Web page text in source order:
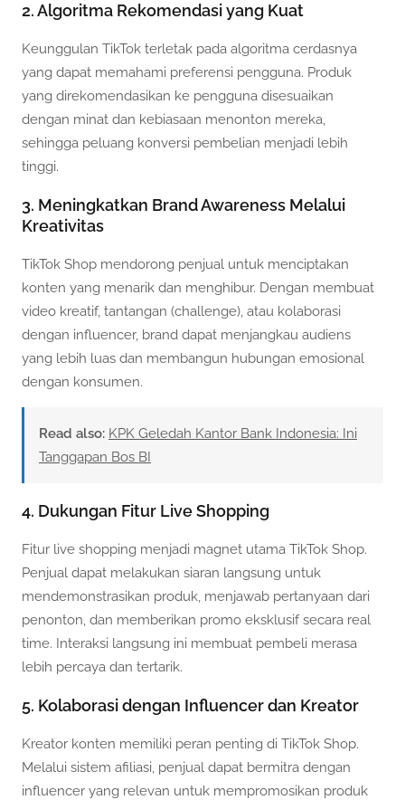
2. Algoritma Rekomendasi yang Kuat
Keunggulan TikTok terletak pada algoritma cerdasnya
yang dapat memahami preferensi pengguna. Produk
yang direkomendasikan ke pengguna disesuaikan
dengan minat dan kebiasaan menonton mereka,
sehingga peluang konversi pembelian menjadi lebih
tinggi.
3. Meningkatkan Brand Awareness Melalui
Kreativitas
TikTok Shop mendorong penjual untuk menciptakan
konten yang menarik dan menghibur. Dengan membuat
video kreatif, tantangan (challenge), atau kolaborasi
dengan influencer, brand dapat menjangkau audiens
yang lebih luas dan membangun hubungan emosional
dengan konsumen.
Read also: KPK Geledah Kantor Bank Indonesia: Ini
Tanggapan Bos BI
4. Dukungan Fitur Live Shopping
Fitur live shopping menjadi magnet utama TikTok Shop.
Penjual dapat melakukan siaran langsung untuk
mendemonstrasikan produk, menjawab pertanyaan dari
penonton, dan memberikan promo eksklusif secara real
time. Interaksi langsung ini membuat pembeli merasa
lebih percaya dan tertarik.
5. Kolaborasi dengan Influencer dan Kreator
Kreator konten memiliki peran penting di TikTok Shop.
Melalui sistem afiliasi, penjual dapat bermitra dengan
influencer yang relevan untuk mempromosikan produk